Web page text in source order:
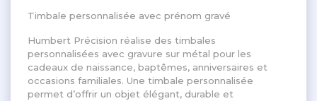
Timbale personnalisée avec prénom gravé
Humbert Précision réalise des timbales
personnalisées avec gravure sur métal pour les
cadeaux de naissance, baptêmes, anniversaires et
occasions familiales. Une timbale personnalisée
permet d’offrir un objet élégant, durable et